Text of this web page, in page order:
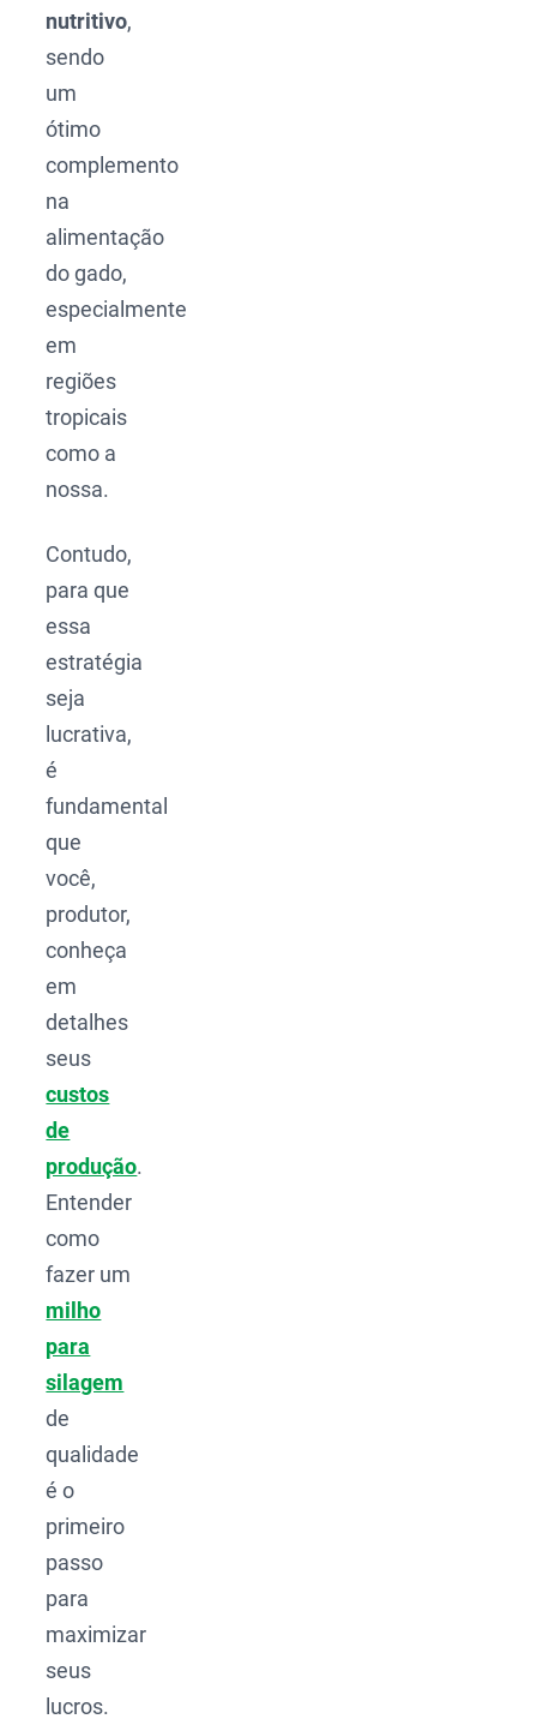
nutritivo,
sendo
um
ótimo
complemento
na
alimentação
do gado,
especialmente
em
regiões
tropicais
como a
nossa.
Contudo,
para que
essa
estratégia
seja
lucrativa,
é
fundamental
que
você,
produtor,
conheça
em
detalhes
seus
custos
de
produção.
Entender
como
fazer um
milho
para
silagem
de
qualidade
é o
primeiro
passo
para
maximizar
seus
lucros.